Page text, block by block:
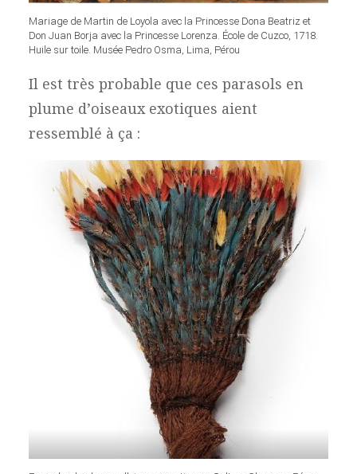
Mariage de Martin de Loyola avec la Princesse Dona Beatriz et
Don Juan Borja avec la Princesse Lorenza. École de Cuzco, 1718.
Huile sur toile. Musée Pedro Osma, Lima, Pérou
Il est très probable que ces parasols en
plume d’oiseaux exotiques aient
ressemblé à ça :